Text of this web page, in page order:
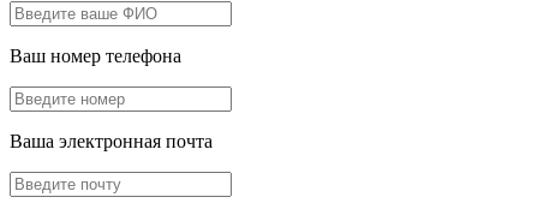
Ваш номер телефона
Ваша электронная почта